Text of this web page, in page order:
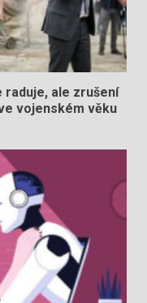
raduje, ale zrušení
vojenském věku